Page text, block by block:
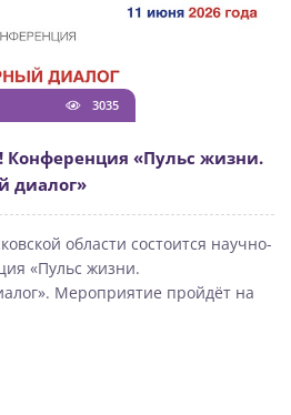
3035
Конференция «Пульс жизни.
диалог»
области состоится научно-
«Пульс жизни.
Мероприятие пройдёт на